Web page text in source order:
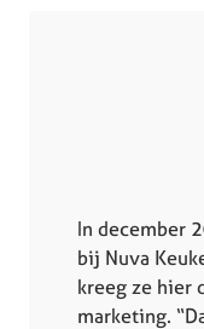
In december
bij Nuva
kreeg ze hier
marketing.